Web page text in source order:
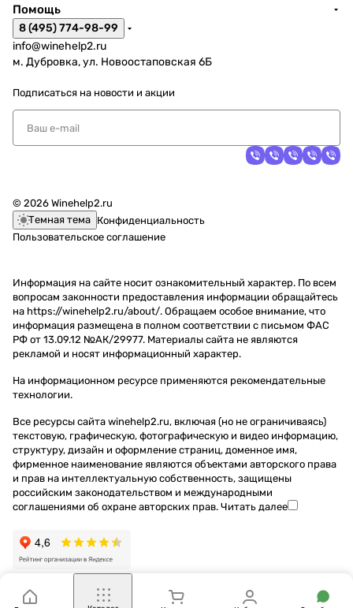
Помощь
8 (495) 774-98-99
info@winehelp2.ru
м. Дубровка, ул. Новоостаповская 6Б
Подписаться на новости и акции
© 2026 Winehelp2.ru
Темная тема Конфиденциальность
Пользовательское соглашение
Информация на сайте носит ознакомительный характер. По всем
вопросам законности предоставления информации обращайтесь
на https://winehelp2.ru/about/. Обращаем особое внимание, что
информация размещена в полном соответствии с письмом ФАС
РФ от 13.09.12 №АК/29977. Материалы сайта не являются
рекламой и носят информационный характер.
На информационном ресурсе применяются рекомендательные
технологии.
Все ресурсы сайта winehelp2.ru, включая (но не ограничиваясь)
текстовую, графическую, фотографическую и видео информацию,
структуру, дизайн и оформление страниц, доменное имя,
фирменное наименование являются объектами авторского права
и прав на интеллектуальную собственность, защищены
российским законодательством и международными
соглашениями об охране авторских прав. Читать далее